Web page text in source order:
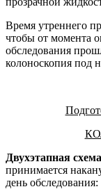
Время утреннего
чтобы от момента
обследования
колоноскопия под
Двухэтапная схема
принимается
день обследования: